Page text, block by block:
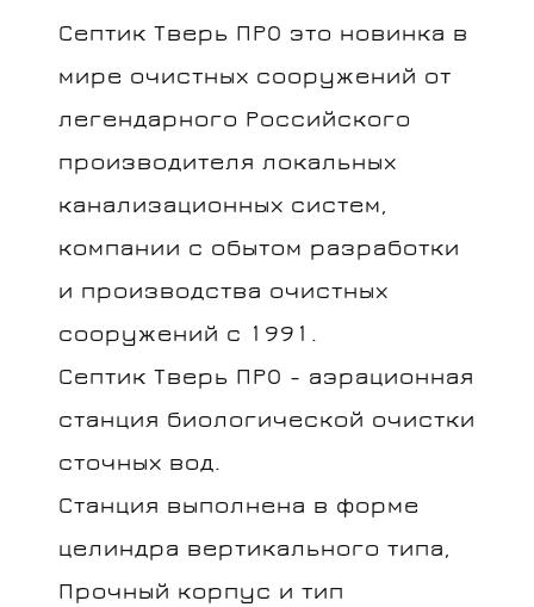
Септик Тверь ПРО это новинка в
мире очистных сооружений от
легендарного Российского
производителя локальных
канализационных систем,
компании с обытом разработки
и производства очистных
сооружений с 1991.
Септик Тверь ПРО - аэрационная
станция биологической очистки
сточных вод.
Станция выполнена в форме
целиндра вертикального типа,
Прочный корпус и тип